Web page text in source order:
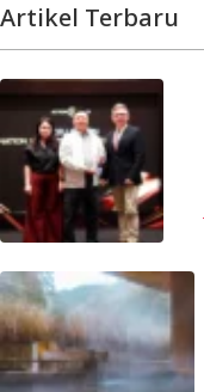
Artikel Terbaru